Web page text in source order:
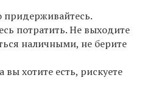
придерживайтесь.
потратить. Не выходите
наличными, не берите
хотите есть, рискуете